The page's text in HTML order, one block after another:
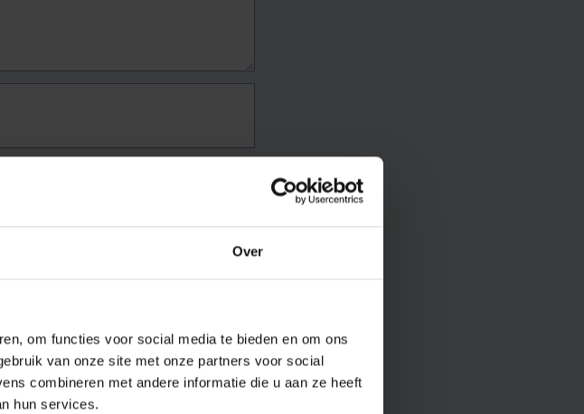
Over
om functies voor social media te bieden en om ons
van onze site met onze partners voor social
combineren met andere informatie die u aan ze heeft
hun services.